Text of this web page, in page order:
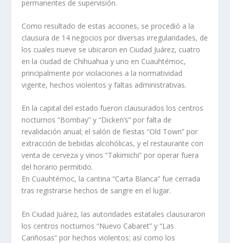
permanentes de supervisión.
Como resultado de estas acciones, se procedió a la
clausura de 14 negocios por diversas irregularidades, de
los cuales nueve se ubicaron en Ciudad Juárez, cuatro
en la ciudad de Chihuahua y uno en Cuauhtémoc,
principalmente por violaciones a la normatividad
vigente, hechos violentos y faltas administrativas.
En la capital del estado fueron clausurados los centros
nocturnos “Bombay” y “Dicken’s” por falta de
revalidación anual; el salón de fiestas “Old Town” por
extracción de bebidas alcohólicas, y el restaurante con
venta de cerveza y vinos “Takimichi” por operar fuera
del horario permitido.
En Cuauhtémoc, la cantina “Carta Blanca” fue cerrada
tras registrarse hechos de sangre en el lugar.
En Ciudad Juárez, las autoridades estatales clausuraron
los centros nocturnos “Nuevo Cabaret” y “Las
Cariñosas” por hechos violentos; así como los